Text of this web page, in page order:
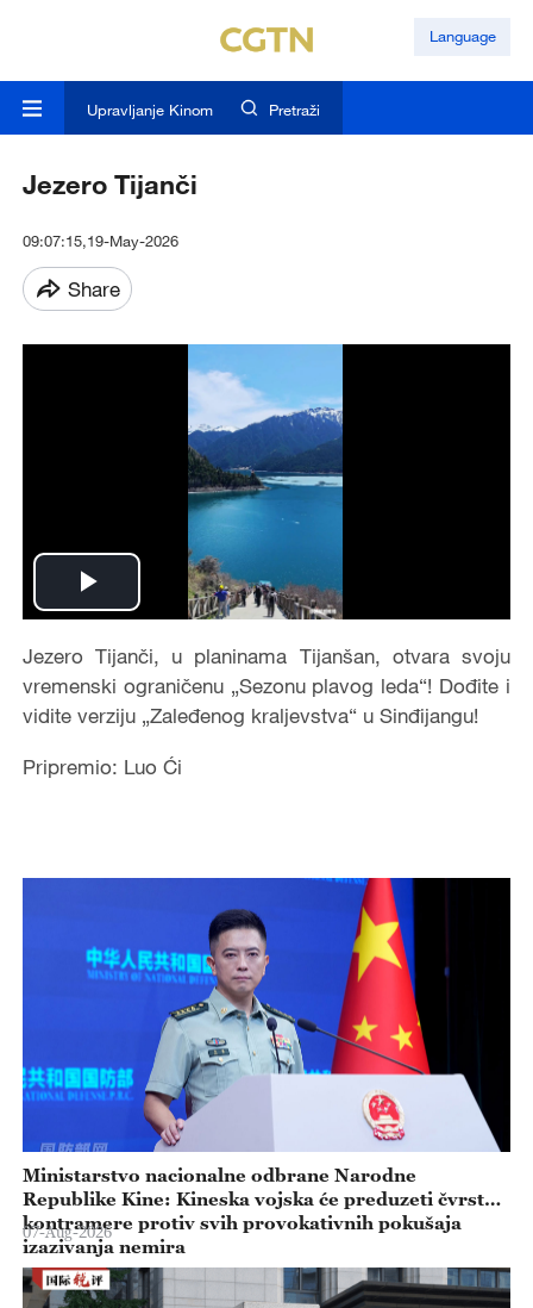
Language
Upravljanje Kinom Pretraži
Jezero Tijanči
09:07:15,19-May-2026
Share
Play
Video
Jezero Tijanči, u planinama Tijanšan, otvara svoju
vremenski ograničenu „Sezonu plavog leda“! Dođite i
vidite verziju „Zaleđenog kraljevstva“ u Sinđijangu!
Pripremio: Luo Ći
Ministarstvo nacionalne odbrane Narodne
Republike Kine: Kineska vojska će preduzeti čvrste
kontramere protiv svih provokativnih pokušaja
izazivanja nemira
07-Aug-2026